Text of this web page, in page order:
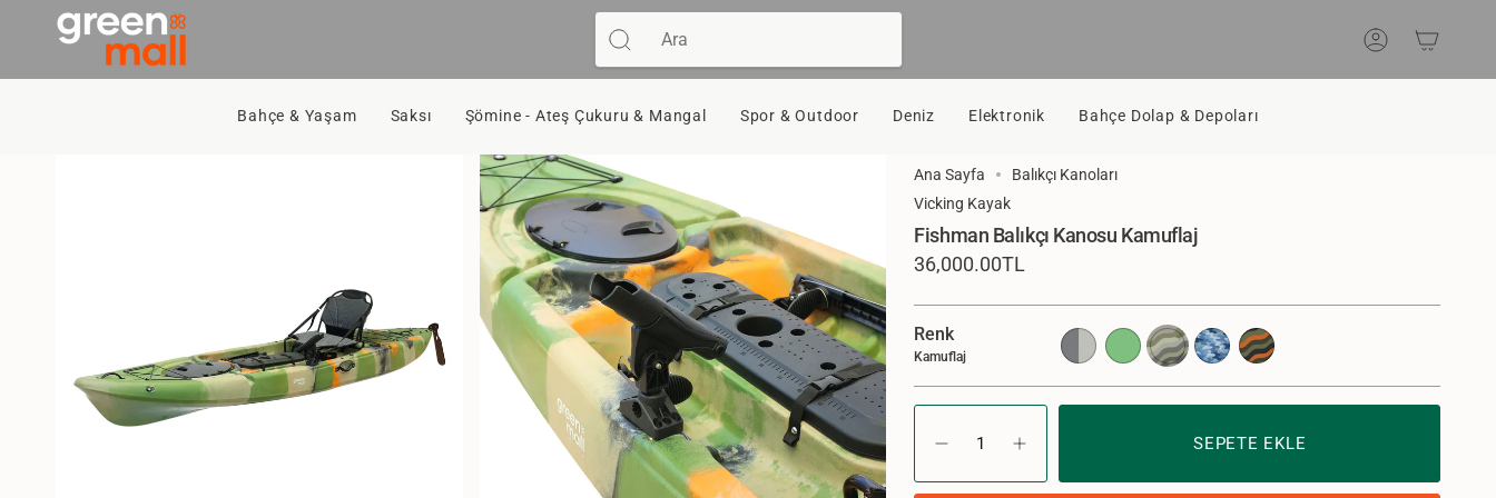
Hesap
Bahçe & Yaşam Saksı Şömine - Ateş Çukuru & Mangal Spor & Outdoor Deniz Elektronik Bahçe Dolap & Depoları
Ana Sayfa
Balıkçı Kanoları
Vicking Kayak
Fishman Balıkçı Kanosu Kamuflaj
Normal
36,000.00TL
Renk
Kamuflaj
gri-
kamuflaj
yesil kamuflaj
mavi-
kamuflaj
yesil-
kamuflaj
{"in_cart_html"=>"Sepette
class=\"quantity-
cart\">
Fishman
Kanosu
-
SEPETE EKLE